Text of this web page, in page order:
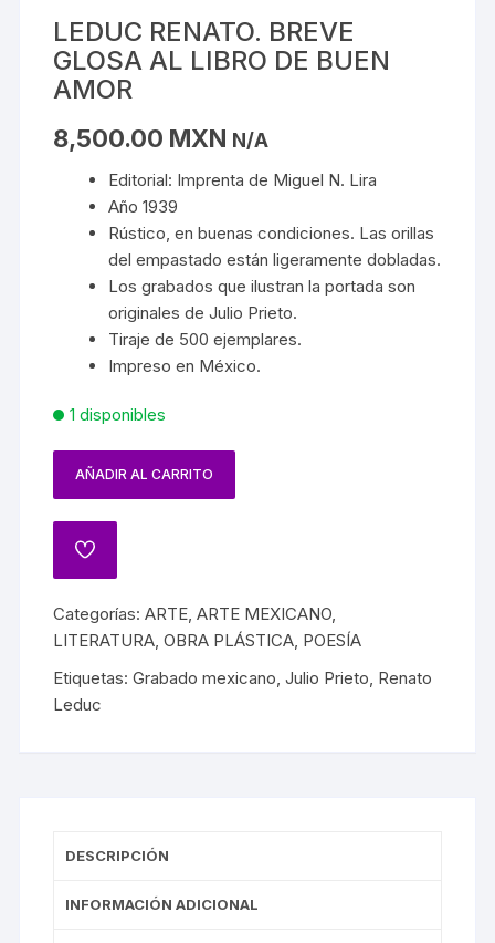
LEDUC RENATO. BREVE
GLOSA AL LIBRO DE BUEN
AMOR
8,500.00 MXN N/A
Editorial: Imprenta de Miguel N. Lira
Año 1939
Rústico, en buenas condiciones. Las orillas
del empastado están ligeramente dobladas.
Los grabados que ilustran la portada son
originales de Julio Prieto.
Tiraje de 500 ejemplares.
Impreso en México.
1 disponibles
AÑADIR AL CARRITO
Categorías:ARTE,ARTE MEXICANO,
LITERATURA,OBRA PLÁSTICA, POESÍA
Etiquetas:Grabado mexicano,Julio Prieto, Renato
Leduc
DESCRIPCIÓN
INFORMACIÓN ADICIONAL